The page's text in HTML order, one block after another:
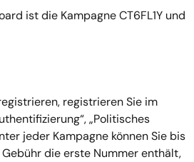
ist die Kampagne CT6FL1Y und
registrieren Sie im
„Politisches
jeder Kampagne können Sie bis
die erste Nummer enthält,